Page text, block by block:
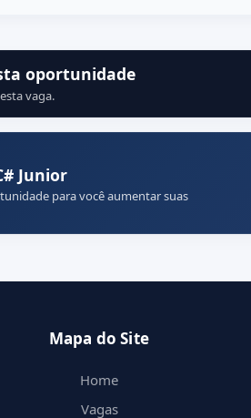
oportunidade
vaga.
Junior
para você aumentar suas
Mapa do Site
Home
Vagas